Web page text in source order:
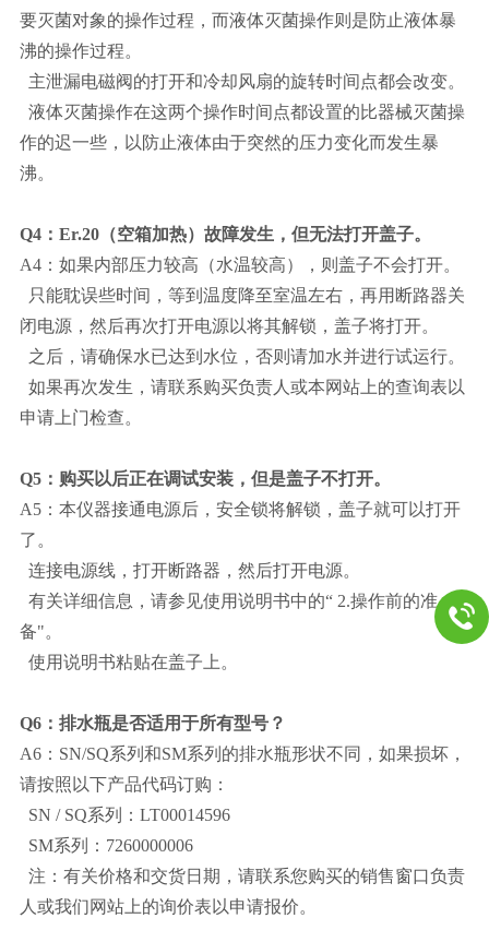
要灭菌对象的操作过程，而液体灭菌操作则是防止液体暴
沸的操作过程。
主泄漏电磁阀的打开和冷却风扇的旋转时间点都会改变。
液体灭菌操作在这两个操作时间点都设置的比器械灭菌操
作的迟一些，以防止液体由于突然的压力变化而发生暴
沸。
Q4：Er.20（空箱加热）故障发生，但无法打开盖子。
A4：如果内部压力较高（水温较高），则盖子不会打开。
只能耽误些时间，等到温度降至室温左右，再用断路器关
闭电源，然后再次打开电源以将其解锁，盖子将打开。
之后，请确保水已达到水位，否则请加水并进行试运行。
如果再次发生，请联系购买负责人或本网站上的查询表以
申请上门检查。
Q5：购买以后正在调试安装，但是盖子不打开。
A5：本仪器接通电源后，安全锁将解锁，盖子就可以打开
了。
连接电源线，打开断路器，然后打开电源。
有关详细信息，请参见使用说明书中的“ 2.操作前的准
备"。
使用说明书粘贴在盖子上。
Q6：排水瓶是否适用于所有型号？
A6：SN/SQ系列和SM系列的排水瓶形状不同， 如果损坏，
请按照以下产品代码订购：
SN / SQ系列：LT00014596
SM系列：7260000006
注：有关价格和交货日期，请联系您购买的销售窗口负责
人或我们网站上的询价表以申请报价。